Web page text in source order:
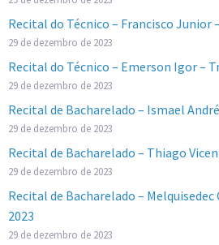
Recital do Técnico – Francisco Junior
29 de dezembro de 2023
Recital do Técnico – Emerson Igor –
29 de dezembro de 2023
Recital de Bacharelado – Ismael
29 de dezembro de 2023
Recital de Bacharelado – Thiago
29 de dezembro de 2023
Recital de Bacharelado –
2023
29 de dezembro de 2023